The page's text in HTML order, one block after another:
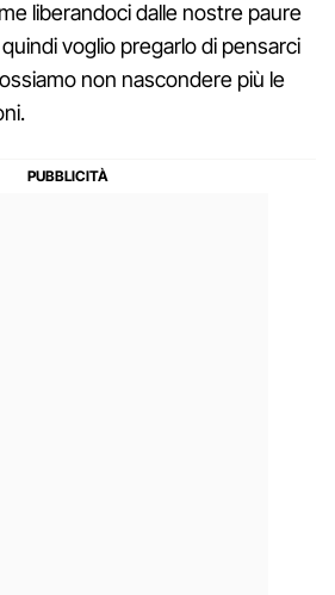
liberandoci dalle nostre paure
voglio pregarlo di pensarci
non nascondere più le